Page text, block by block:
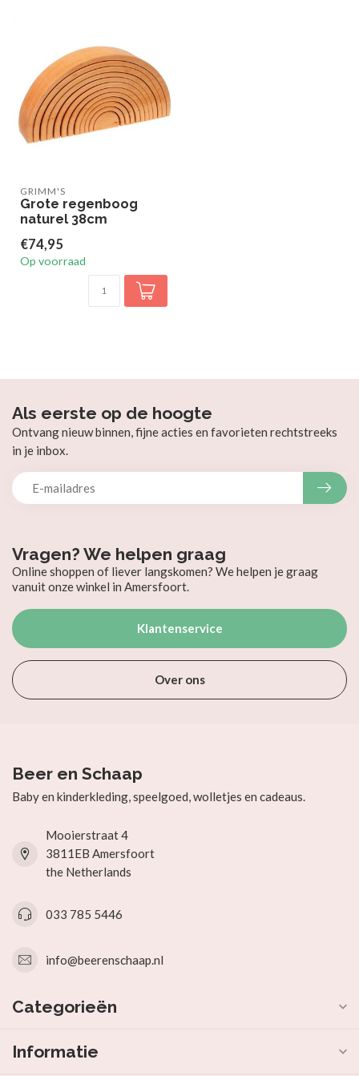
GRIMM'S
Grote regenboog
naturel 38cm
€74,95
Op voorraad
Vragen? We helpen graag
Online shoppen of liever langskomen? We helpen je graag
vanuit onze winkel in Amersfoort.
Klantenservice
Over ons
Als eerste op de hoogte
Ontvang nieuw binnen, fijne acties en favorieten rechtstreeks
in je inbox.
Beer en Schaap
Baby en kinderkleding, speelgoed, wolletjes en cadeaus.
Mooierstraat 4
3811EB Amersfoort
the Netherlands
033 785 5446
info@beerenschaap.nl
Categorieën
Informatie